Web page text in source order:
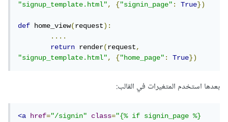
"signup_template.html", {"signin_page": True})
def home_view(request):
....
return render(request,
"signup_template.html", {"home_page": True})
بعدها استخدم المتغيرات في القالب:
<a href="/signin" class="{% if signin_page %}